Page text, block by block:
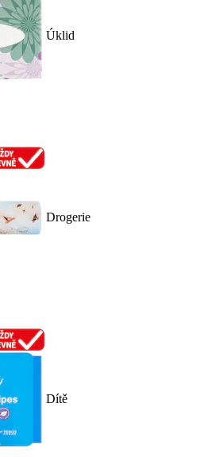
Úklid
Drogerie
Dítě